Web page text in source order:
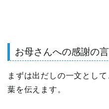
お母さんへの感謝の
まずは出だしの一文とし
葉を伝えます。